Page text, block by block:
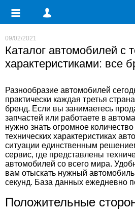
09/02/2021
Каталог автомобилей с
характеристиками: все
Разнообразие автомобилей
практически каждая третья
бренд. Если вы занимаетесь
запчастей или работаете в
нужно знать огромное
технических характеристиках
ситуации единственным
сервис, где представлены
автомобилей со всего мира.
вам отыскать нужный автомобиль
секунд. База данных ежедневно
Положительные